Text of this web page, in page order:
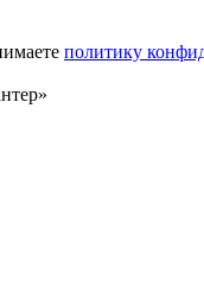
политику